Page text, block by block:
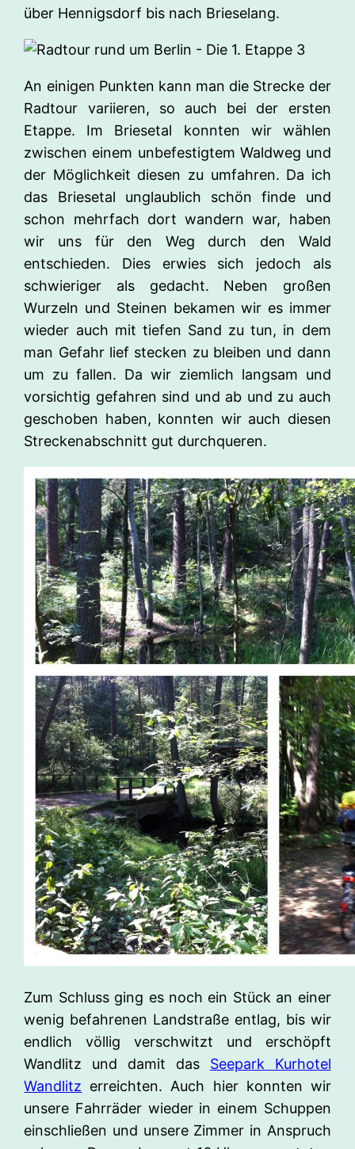
über Hennigsdorf bis nach Brieselang.
An einigen Punkten kann man die Strecke der
Radtour variieren, so auch bei der ersten
Etappe. Im Briesetal konnten wir wählen
zwischen einem unbefestigtem Waldweg und
der Möglichkeit diesen zu umfahren. Da ich
das Briesetal unglaublich schön finde und
schon mehrfach dort wandern war, haben
wir uns für den Weg durch den Wald
entschieden. Dies erwies sich jedoch als
schwieriger als gedacht. Neben großen
Wurzeln und Steinen bekamen wir es immer
wieder auch mit tiefen Sand zu tun, in dem
man Gefahr lief stecken zu bleiben und dann
um zu fallen. Da wir ziemlich langsam und
vorsichtig gefahren sind und ab und zu auch
geschoben haben, konnten wir auch diesen
Streckenabschnitt gut durchqueren.
Zum Schluss ging es noch ein Stück an einer
wenig befahrenen Landstraße entlag, bis wir
endlich völlig verschwitzt und erschöpft
Wandlitz und damit das Seepark Kurhotel
Wandlitz erreichten. Auch hier konnten wir
unsere Fahrräder wieder in einem Schuppen
einschließen und unsere Zimmer in Anspruch